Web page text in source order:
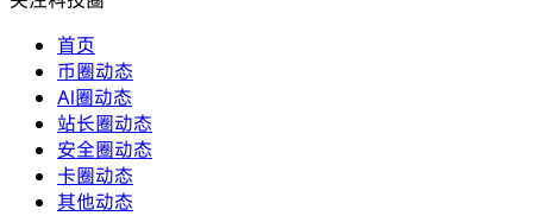
首页
币圈动态
AI圈动态
站长圈动态
安全圈动态
卡圈动态
其他动态